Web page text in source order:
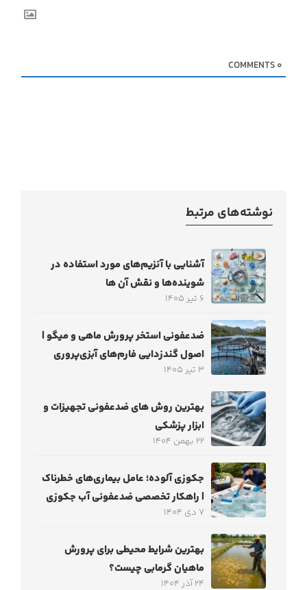
0
نوشته‌های مرتبط
آشنایی با آنزیم‌های مورد استفاده در
شوینده‌ها و نقش آن ها
6 تیر 1405
ضدعفونی استخر پرورش ماهی و میگو |
اصول گندزدایی فارم‌های آبزی‌پروری
3 تیر 1405
بهترین روش های ضدعفونی تجهیزات و
ابزار پزشکی
22 بهمن 1404
جکوزی آلوده؛ عامل بیماری‌های خطرناک
| راهکار تخصصی ضدعفونی آب جکوزی
7 دی 1404
بهترین شرایط محیطی برای پرورش
ماهیان گرمابی چیست؟
24 آذر 1404